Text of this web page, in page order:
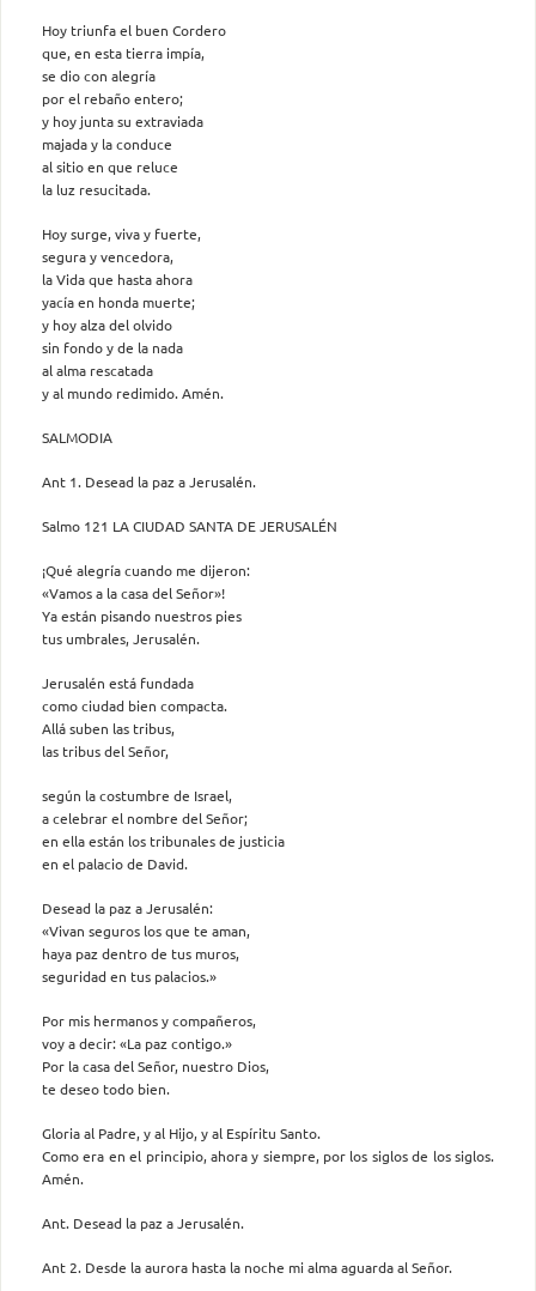
Hoy triunfa el buen Cordero
que, en esta tierra impía,
se dio con alegría
por el rebaño entero;
y hoy junta su extraviada
majada y la conduce
al sitio en que reluce
la luz resucitada.
Hoy surge, viva y fuerte,
segura y vencedora,
la Vida que hasta ahora
yacía en honda muerte;
y hoy alza del olvido
sin fondo y de la nada
al alma rescatada
y al mundo redimido. Amén.
SALMODIA
Ant 1. Desead la paz a Jerusalén.
Salmo 121 LA CIUDAD SANTA DE JERUSALÉN
¡Qué alegría cuando me dijeron:
«Vamos a la casa del Señor»!
Ya están pisando nuestros pies
tus umbrales, Jerusalén.
Jerusalén está fundada
como ciudad bien compacta.
Allá suben las tribus,
las tribus del Señor,
según la costumbre de Israel,
a celebrar el nombre del Señor;
en ella están los tribunales de justicia
en el palacio de David.
Desead la paz a Jerusalén:
«Vivan seguros los que te aman,
haya paz dentro de tus muros,
seguridad en tus palacios.»
Por mis hermanos y compañeros,
voy a decir: «La paz contigo.»
Por la casa del Señor, nuestro Dios,
te deseo todo bien.
Gloria al Padre, y al Hijo, y al Espíritu Santo.
Como era en el principio, ahora y siempre, por los siglos de los siglos.
Amén.
Ant. Desead la paz a Jerusalén.
Ant 2. Desde la aurora hasta la noche mi alma aguarda al Señor.